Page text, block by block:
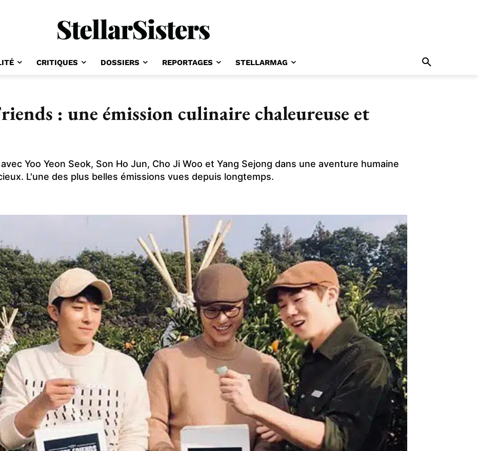
CRITIQUES DOSSIERS REPORTAGES STELLARMAG
: une émission culinaire chaleureuse et
Yoo Yeon Seok, Son Ho Jun, Cho Ji Woo et Yang Sejong dans une aventure humaine
L'une des plus belles émissions vues depuis longtemps.